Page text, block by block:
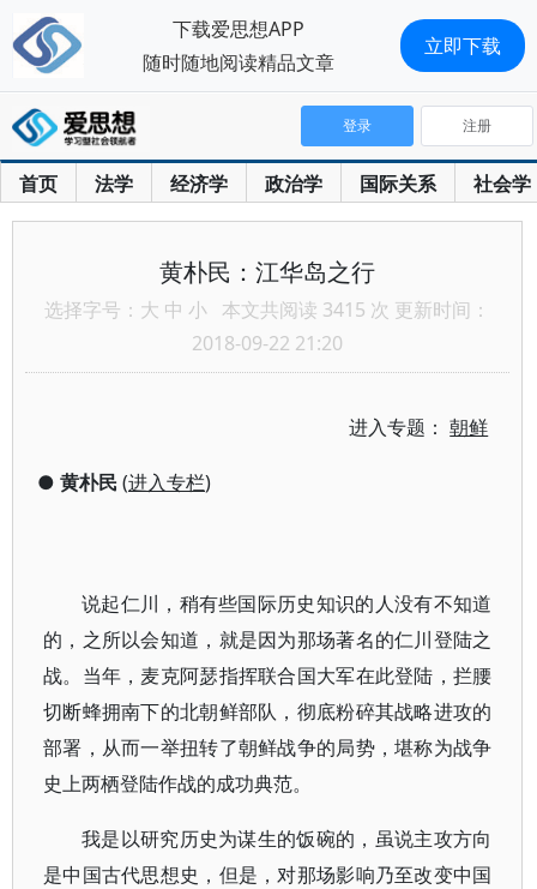
首页 法学 经济学 政治学 国际关系 社会学
登录 注册
黄朴民：江华岛之行
选择字号： 大 中 小 本文共阅读 3415 次 更新时间：
2018-09-22 21:20
进入专题：朝鲜
● 黄朴民(进入专栏)
说起仁川，稍有些国际历史知识的人没有不知道
的，之所以会知道，就是因为那场著名的仁川登陆之
战。当年，麦克阿瑟指挥联合国大军在此登陆，拦腰
切断蜂拥南下的北朝鲜部队，彻底粉碎其战略进攻的
部署，从而一举扭转了朝鲜战争的局势，堪称为战争
史上两栖登陆作战的成功典范。
我是以研究历史为谋生的饭碗的，虽说主攻方向
是中国古代思想史，但是，对那场影响乃至改变中国
下载爱思想APP
随时随地阅读精品文章
立即下载